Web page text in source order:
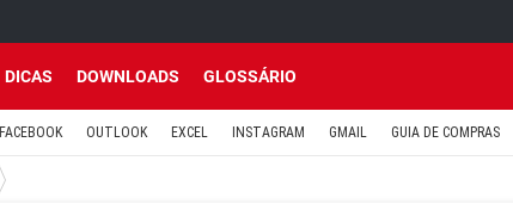
DICAS DOWNLOADS GLOSSÁRIO
FACEBOOK OUTLOOK EXCEL INSTAGRAM GMAIL GUIA DE COMPRAS